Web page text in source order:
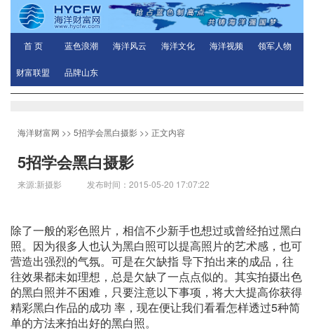
首 页 蓝色浪潮 海洋风云 海洋文化 海洋视频 领军人物
财富联盟 品牌山东
海洋财富网 >> 5招学会黑白摄影 >> 正文内容
5招学会黑白摄影
来源:新摄影 发布时间：2015-05-20 17:07:22
除了一般的彩色照片，相信不少新手也想过或曾经拍过黑白
照。因为很多人也认为黑白照可以提高照片的艺术感，也可
营造出强烈的气氛。可是在欠缺指 导下拍出来的成品，往
往效果都未如理想，总是欠缺了一点点似的。其实拍摄出色
的黑白照并不困难，只要注意以下事项，将大大提高你获得
精彩黑白作品的成功 率，现在便让我们看看怎样透过5种简
单的方法来拍出好的黑白照。